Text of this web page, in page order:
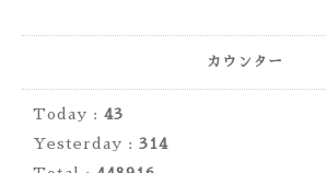
カウンター
Today : 43
Yesterday : 314